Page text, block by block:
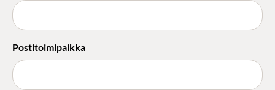
Postitoimipaikka